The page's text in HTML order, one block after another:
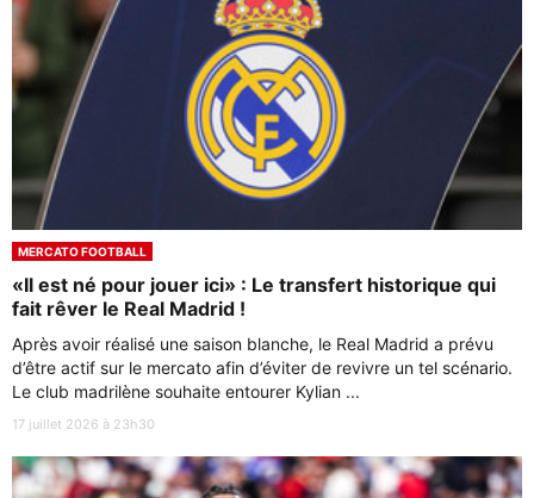
MERCATO FOOTBALL
«Il est né pour jouer ici» : Le transfert historique qui
fait rêver le Real Madrid !
Après avoir réalisé une saison blanche, le Real Madrid a prévu
d’être actif sur le mercato afin d’éviter de revivre un tel scénario.
Le club madrilène souhaite entourer Kylian ...
17 juillet 2026 à 23h30